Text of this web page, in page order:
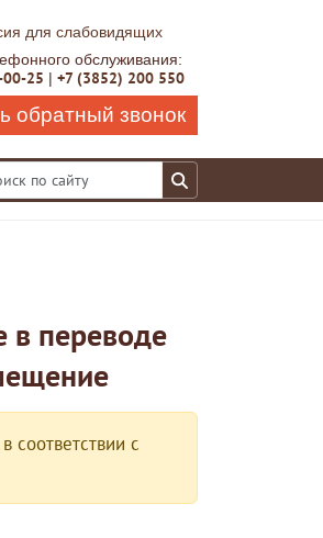
для слабовидящих
обслуживания:
25 | +7 (3852) 200 550
обратный звонок
в переводе
соответствии с